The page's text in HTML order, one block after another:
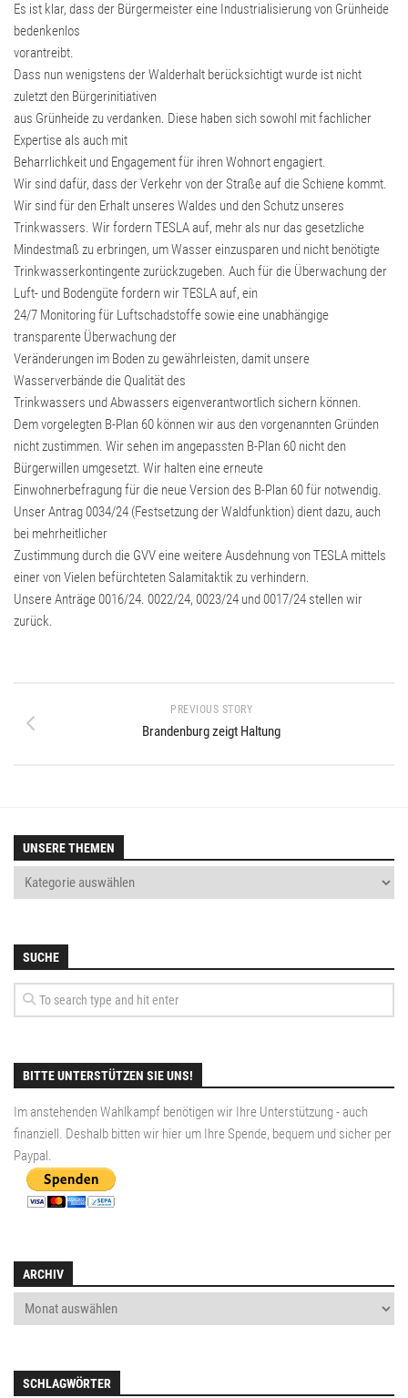
Es ist klar, dass der Bürgermeister eine Industrialisierung von Grünheide
bedenkenlos
vorantreibt.
Dass nun wenigstens der Walderhalt berücksichtigt wurde ist nicht
zuletzt den Bürgerinitiativen
aus Grünheide zu verdanken. Diese haben sich sowohl mit fachlicher
Expertise als auch mit
Beharrlichkeit und Engagement für ihren Wohnort engagiert.
Wir sind dafür, dass der Verkehr von der Straße auf die Schiene kommt.
Wir sind für den Erhalt unseres Waldes und den Schutz unseres
Trinkwassers. Wir fordern TESLA auf, mehr als nur das gesetzliche
Mindestmaß zu erbringen, um Wasser einzusparen und nicht benötigte
Trinkwasserkontingente zurückzugeben. Auch für die Überwachung der
Luft- und Bodengüte fordern wir TESLA auf, ein
24/7 Monitoring für Luftschadstoffe sowie eine unabhängige
transparente Überwachung der
Veränderungen im Boden zu gewährleisten, damit unsere
Wasserverbände die Qualität des
Trinkwassers und Abwassers eigenverantwortlich sichern können.
Dem vorgelegten B-Plan 60 können wir aus den vorgenannten Gründen
nicht zustimmen. Wir sehen im angepassten B-Plan 60 nicht den
Bürgerwillen umgesetzt. Wir halten eine erneute
Einwohnerbefragung für die neue Version des B-Plan 60 für notwendig.
Unser Antrag 0034/24 (Festsetzung der Waldfunktion) dient dazu, auch
bei mehrheitlicher
Zustimmung durch die GVV eine weitere Ausdehnung von TESLA mittels
einer von Vielen befürchteten Salamitaktik zu verhindern.
Unsere Anträge 0016/24. 0022/24, 0023/24 und 0017/24 stellen wir
zurück.
PREVIOUS STORY
Brandenburg zeigt Haltung
UNSERE THEMEN
SUCHE
BITTE UNTERSTÜTZEN SIE UNS!
Im anstehenden Wahlkampf benötigen wir Ihre Unterstützung - auch
finanziell. Deshalb bitten wir hier um Ihre Spende, bequem und sicher per
Paypal.
ARCHIV
SCHLAGWÖRTER